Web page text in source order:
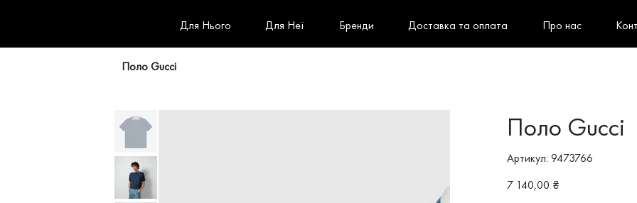
Для Нього Для Неї Бренди Доставка та оплата Про нас
Поло Gucci
Поло Gucci
Артикул: Артикул
9473766
9473766
Ціна
7 140,00 ₴